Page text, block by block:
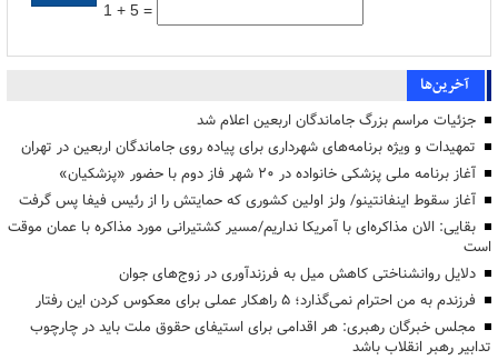
1 + 5 =
آخرین‌ها
جزئیات مراسم بزرگ جاماندگان اربعین اعلام شد
تمهیدات و ویژه برنامه‌های شهرداری برای پیاده روی جاماندگان اربعین در تهران
آغاز برنامه ملی پزشکی خانواده در ۲۰ شهر فاز دوم با حضور «پزشکیان»
آغاز سقوط اینفانتینو/ ولز اولین کشوری که حمایتش را از رئیس فیفا پس گرفت
بقایی: الان مذاکره‌ای با آمریکا نداریم/مسیر کشتیرانی مورد مذاکره با عمان موقت
است
دلایل روانشناختی کاهش میل به فرزندآوری در زوج‌های جوان
فرزندم به من احترام نمی‌گذارد؛ ۵ راهکار عملی برای معکوس کردن این رفتار
مجلس خبرگان رهبری: هر اقدامی برای استیفای حقوق ملت باید در چارچوب
تدابیر رهبر انقلاب باشد